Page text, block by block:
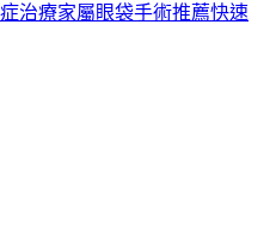
治療家屬眼袋手術推薦快速